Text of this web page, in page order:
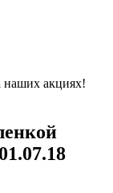
наших акциях!